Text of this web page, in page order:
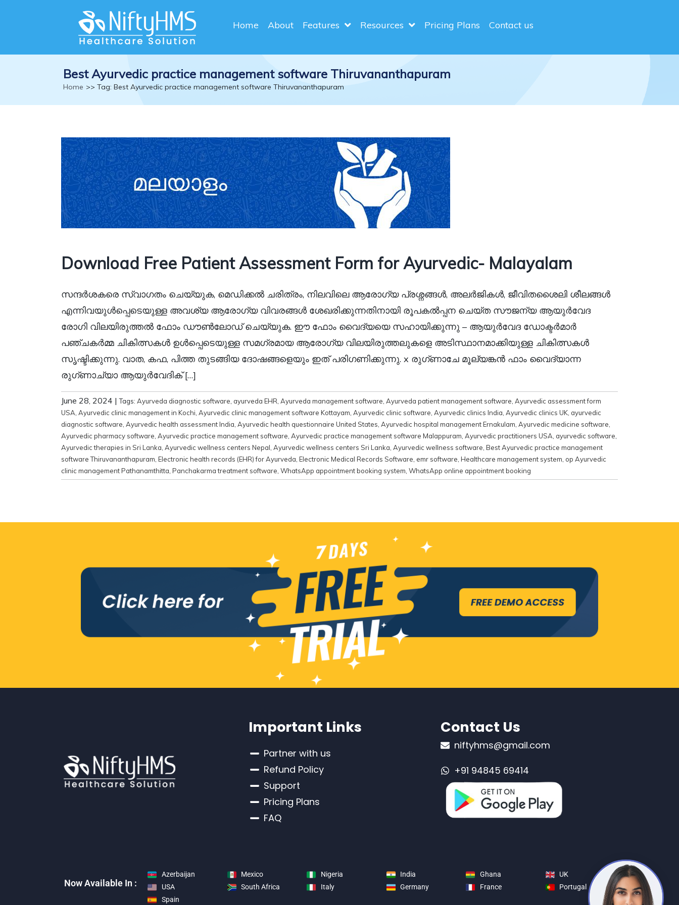
Home About Features Resources Pricing Plans Contact us
Best Ayurvedic practice management software Thiruvananthapuram
Home >> Tag: Best Ayurvedic practice management software Thiruvananthapuram
Download Free Patient Assessment Form for Ayurvedic- Malayalam
സന്ദർശകരെ സ്വാഗതം ചെയ്യുക, മെഡിക്കൽ ചരിത്രം, നിലവിലെ ആരോഗ്യ പ്രശ്നങ്ങൾ, അലർജികൾ, ജീവിതശൈലി ശീലങ്ങൾ
എന്നിവയുൾപ്പെടെയുള്ള അവശ്യ ആരോഗ്യ വിവരങ്ങൾ ശേഖരിക്കുന്നതിനായി രൂപകൽപ്പന ചെയ്ത സൗജന്യ ആയുർവേദ
രോഗി വിലയിരുത്തൽ ഫോം ഡൗൺലോഡ് ചെയ്യുക. ഈ ഫോം വൈദ്യയെ സഹായിക്കുന്നു – ആയുർവേദ ഡോക്ടർമാർ
പഞ്ചകർമ്മ ചികിത്സകൾ ഉൾപ്പെടെയുള്ള സമഗ്രമായ ആരോഗ്യ വിലയിരുത്തലുകളെ അടിസ്ഥാനമാക്കിയുള്ള ചികിത്സകൾ
സൃഷ്ടിക്കുന്നു. വാത, കഫ, പിത്ത തുടങ്ങിയ ദോഷങ്ങളെയും ഇത് പരിഗണിക്കുന്നു. x രുഗ്ണാചേ മൂല്യങ്കൻ ഫാം വൈദ്യാന്ന
രുഗ്ണാച്യാ ആയുർവേദിക് […]
June 28, 2024 |Tags: Ayurveda diagnostic software ayurveda EHR Ayurveda management software Ayurveda patient management software Ayurvedic assessment form
USA Ayurvedic clinic management in Kochi Ayurvedic clinic management software Kottayam Ayurvedic clinic software Ayurvedic clinics India Ayurvedic clinics UK ayurvedic
diagnostic software Ayurvedic health assessment India Ayurvedic health questionnaire United States Ayurvedic hospital management Ernakulam Ayurvedic medicine software
Ayurvedic pharmacy software Ayurvedic practice management software Ayurvedic practice management software Malappuram Ayurvedic practitioners USA ayurvedic software
Ayurvedic therapies in Sri Lanka Ayurvedic wellness centers Nepal Ayurvedic wellness centers Sri Lanka Ayurvedic wellness software Best Ayurvedic practice management
software Thiruvananthapuram Electronic health records (EHR) for Ayurveda Electronic Medical Records Software emr software Healthcare management system op Ayurvedic
clinic management Pathanamthitta Panchakarma treatment software WhatsApp appointment booking system WhatsApp online appointment booking
Important Links
Partner with us
Refund Policy
Support
Pricing Plans
FAQ
Contact Us
niftyhms@gmail.com
+91 94845 69414
Now Available In :
Azerbaijan
USA
Spain
Mexico
South Africa
Nigeria
Italy
India
Germany
Ghana
France
UK
Portugal